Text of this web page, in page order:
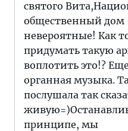
святого
общественный дом
невероятные! Как
придумать такую
воплотить это!?
органная музыка.
послушала так
принципе, мы